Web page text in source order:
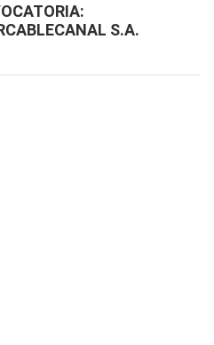
S.A.